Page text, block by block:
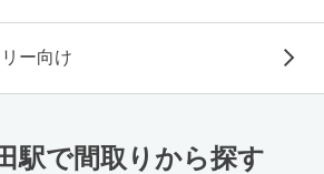
ー向け
駅で間取りから探す